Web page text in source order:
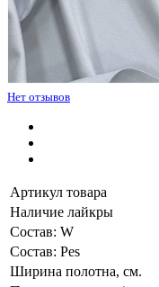
Нет отзывов
Артикул товара
Наличие лайкры
Состав: W
Состав: Pes
Ширина полотна, см.